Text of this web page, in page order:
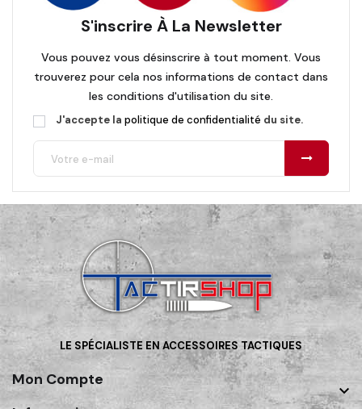
S'inscrire À La Newsletter
Vous pouvez vous désinscrire à tout moment. Vous
trouverez pour cela nos informations de contact dans
les conditions d'utilisation du site.
J'accepte la politique de confidentialité du site.
LE SPÉCIALISTE EN ACCESSOIRES TACTIQUES
Mon Compte
